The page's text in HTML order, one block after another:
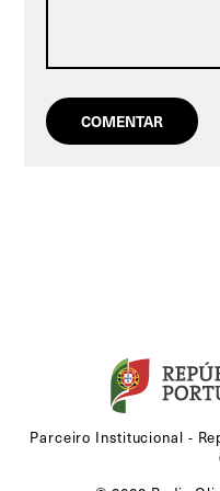
Parceiro Institucional -